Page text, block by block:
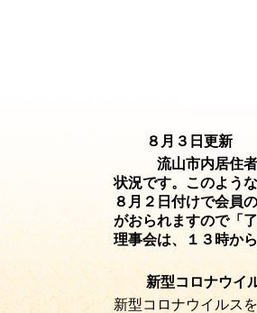
８月３日更新
流山市内居住者
状況です。このような状況下
８月２日付けで会員の皆様方
がおられますので「了解」の
理事会は、１３時から講義
新型コロナウイ
新型コロナウイルスを決して